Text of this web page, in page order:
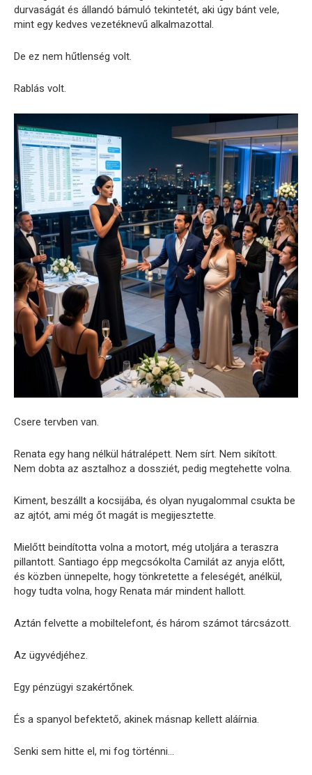
durvaságát és állandó bámuló tekintetét, aki úgy bánt vele,
mint egy kedves vezetéknevű alkalmazottal.
De ez nem hűtlenség volt.
Rablás volt.
Csere tervben van.
Renata egy hang nélkül hátralépett. Nem sírt. Nem sikított.
Nem dobta az asztalhoz a dossziét, pedig megtehette volna.
Kiment, beszállt a kocsijába, és olyan nyugalommal csukta be
az ajtót, ami még őt magát is megijesztette.
Mielőtt beindította volna a motort, még utoljára a teraszra
pillantott. Santiago épp megcsókolta Camilát az anyja előtt,
és közben ünnepelte, hogy tönkretette a feleségét, anélkül,
hogy tudta volna, hogy Renata már mindent hallott.
Aztán felvette a mobiltelefont, és három számot tárcsázott.
Az ügyvédjéhez.
Egy pénzügyi szakértőnek.
És a spanyol befektető, akinek másnap kellett aláírnia.
Senki sem hitte el, mi fog történni…